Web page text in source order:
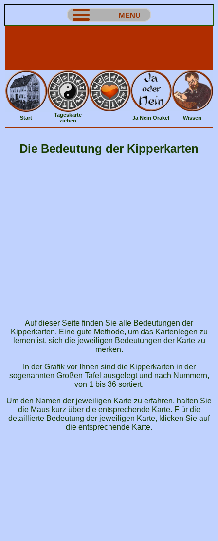
MENU
Start
Tageskarte
ziehen
Ja Nein Orakel Wissen
Die Bedeutung der Kipperkarten
Auf dieser Seite finden Sie alle Bedeutungen der
Kipperkarten. Eine gute Methode, um das Kartenlegen zu
lernen ist, sich die jeweiligen Bedeutungen der Karte zu
merken.
In der Grafik vor Ihnen sind die Kipperkarten in der
sogenannten Großen Tafel ausgelegt und nach Nummern,
von 1 bis 36 sortiert.
Um den Namen der jeweiligen Karte zu erfahren, halten Sie
die Maus kurz über die entsprechende Karte. F ür die
detaillierte Bedeutung der jeweiligen Karte, klicken Sie auf
die entsprechende Karte.